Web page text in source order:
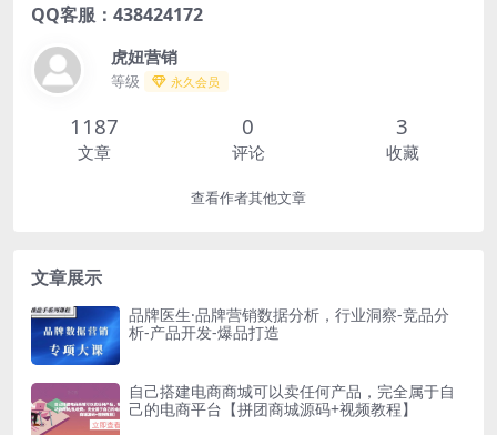
QQ客服：438424172
虎妞营销
等级 永久会员
1187
文章
0
评论
3
收藏
查看作者其他文章
文章展示
品牌医生·品牌营销数据分析，行业洞察-竞品分
析-产品开发-爆品打造
自己搭建电商商城可以卖任何产品，完全属于自
己的电商平台【拼团商城源码+视频教程】